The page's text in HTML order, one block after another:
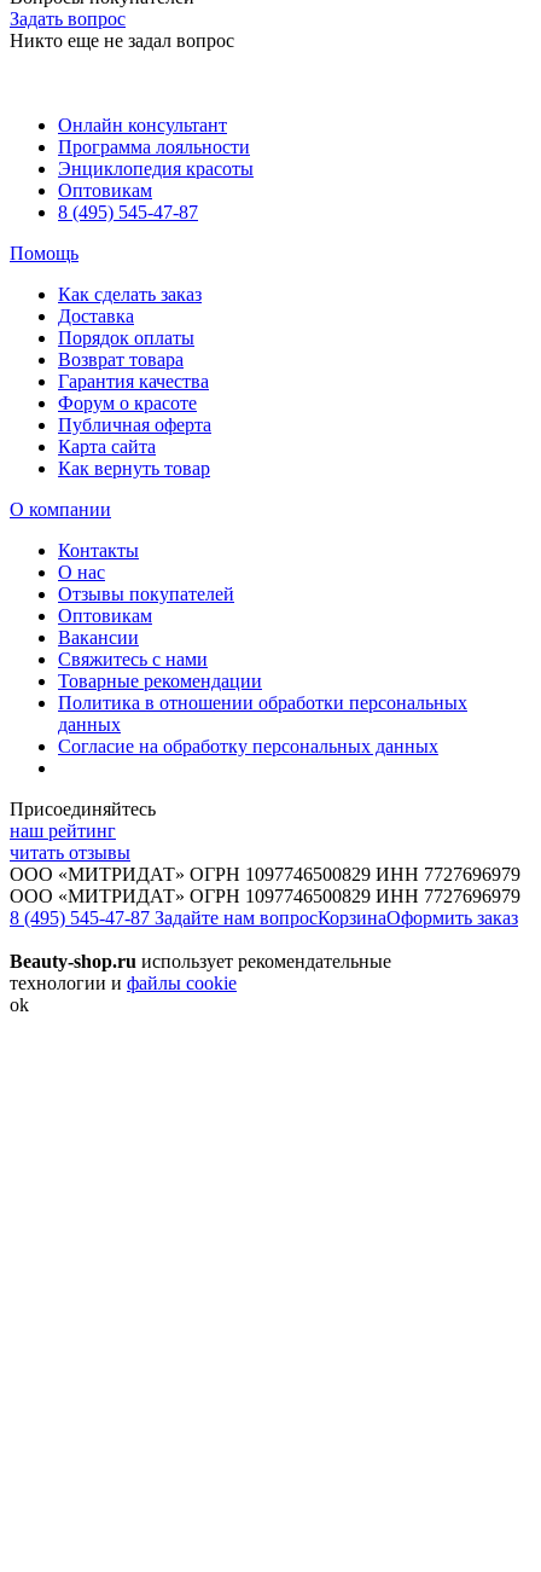
Задать вопрос
Никто еще не задал вопрос
Онлайн консультант
Программа лояльности
Энциклопедия красоты
Оптовикам
8 (495) 545-47-87
Помощь
Как сделать заказ
Доставка
Порядок оплаты
Возврат товара
Гарантия качества
Форум о красоте
Публичная оферта
Карта сайта
Как вернуть товар
О компании
Контакты
О нас
Отзывы покупателей
Оптовикам
Вакансии
Свяжитесь с нами
Товарные рекомендации
Политика в отношении обработки персональных
данных
Согласие на обработку персональных данных
Присоединяйтесь
наш рейтинг
читать отзывы
ООО «МИТРИДАТ» ОГРН 1097746500829 ИНН 7727696979
ООО «МИТРИДАТ» ОГРН 1097746500829 ИНН 7727696979
8 (495) 545-47-87 Задайте нам вопросКорзинаОформить заказ
Beauty-shop.ru использует рекомендательные
технологии и файлы cookie
ok